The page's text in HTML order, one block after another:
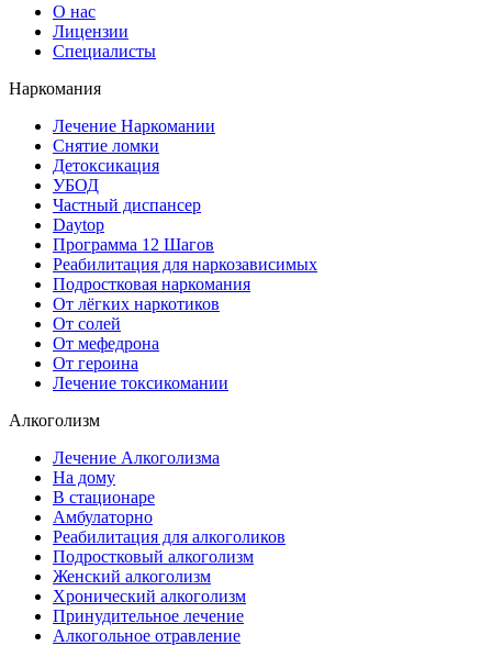
О нас
Лицензии
Специалисты
Наркомания
Лечение Наркомании
Снятие ломки
Детоксикация
УБОД
Частный диспансер
Daytop
Программа 12 Шагов
Реабилитация для наркозависимых
Подростковая наркомания
От лёгких наркотиков
От солей
От мефедрона
От героина
Лечение токсикомании
Алкоголизм
Лечение Алкоголизма
На дому
В стационаре
Амбулаторно
Реабилитация для алкоголиков
Подростковый алкоголизм
Женский алкоголизм
Хронический алкоголизм
Принудительное лечение
Алкогольное отравление